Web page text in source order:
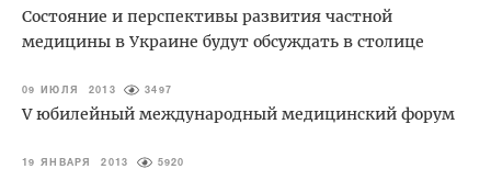
Состояние и перспективы развития частной
медицины в Украине будут обсуждать в столице
09 ИЮЛЯ 2013 3497
V юбилейный международный медицинский форум
19 ЯНВАРЯ 2013 5920